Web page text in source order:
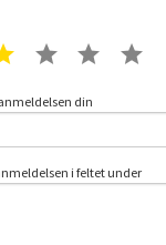
3 star 4 star 5 star
din
i feltet under